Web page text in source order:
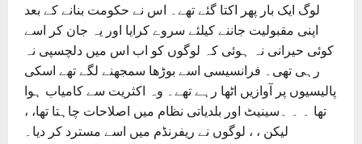
لوگ ایک بار پھر اکتا گئے تھے۔ اس نے حکومت بنانے کے بعد
اپنی مقبولیت جاننے کیلئے سروے کرایا اور یہ جان کر اسے
کوئی حیرانی نہ ہوئی کہ لوگوں کو اب اس میں دلچسپی نہ
رہی تھی۔ فرانسیسی اسے بوڑھا سمجھنے لگے تھے اسکی
پالیسیوں پر آوازیں اٹھا رہے تھے۔ وہ اکثریت سے کامیاب ہوا
تھا ۔ ۔ ۔سینیٹ اور بلدیاتی نظام میں اصلاحات چاہتا تھا، ،
لیکن ، ، لوگوں نے ریفرنڈم میں اسے مسترد کر دیا۔